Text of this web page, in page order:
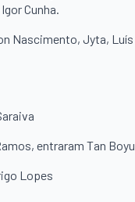
Cunha.
Nascimento, Jyta,
entraram Tan
Lopes